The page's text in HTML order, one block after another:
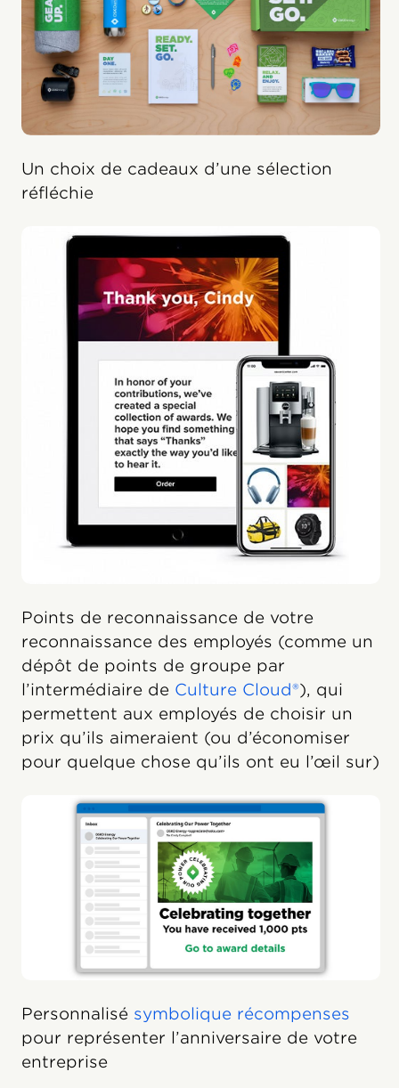
Un choix de cadeaux d’une sélection
réfléchie
Points de reconnaissance de votre
reconnaissance des employés (comme un
dépôt de points de groupe par
l’intermédiaire de Culture Cloud®), qui
permettent aux employés de choisir un
prix qu’ils aimeraient (ou d’économiser
pour quelque chose qu’ils ont eu l’œil sur)
Personnalisé symbolique récompenses
pour représenter l’anniversaire de votre
entreprise